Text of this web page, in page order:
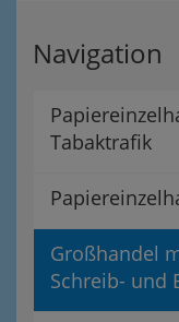
Navigation
Tabaktrafik
Großhandel
Schreib- und